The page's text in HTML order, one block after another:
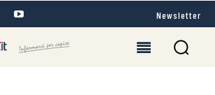
Newsletter